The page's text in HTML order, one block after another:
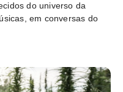
do universo da
em conversas do